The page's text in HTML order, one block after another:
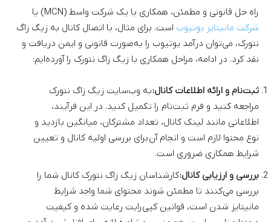
راه حل قانونی و مطمئن، همکاری با یک شرکت واسط (MCN) یا
شرکت مانیتایز یوتیوب است. برای مثال، با اتصال کانال به زیگ زاگ
نتورک، می‌توان درآمد یوتیوب را به‌صورت قانونی و ایمن دریافت و
نقد کرد. در ادامه، مراحل همکاری با زیگ زاگ نتورک را آورده‌ایم:
ثبت‌نام و ارائه اطلاعات کانال:به وب‌سایت زیگ زاگ نتورک
مراجعه کنید و فرم ثبت‌نام را تکمیل کنید. در این فرآیند،
اطلاعاتی مانند لینک کانال، تعداد مشترکان، میانگین بازدید و
نوع محتوا لازم است و انجام آن برای بررسی اولیه کانال و تعیین
شرایط همکاری ضروری است.
بررسی و ارزیابی کانال:کارشناسان زیگ زاگ نتورک کانال شما را
بررسی می‌کنند تا مطمئن شوند محتوای شما واجد شرایط
مانیتایز شدن است، قوانین کپی‌رایت رعایت شده و کیفیت